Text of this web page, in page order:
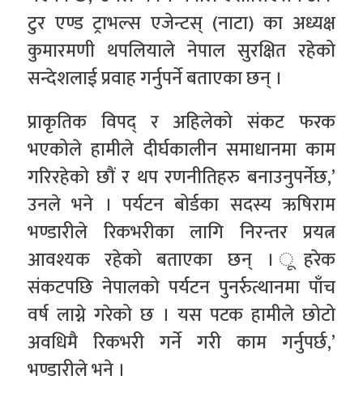
टुर एण्ड ट्राभल्स एजेन्टस् (नाटा) का अध्यक्ष
कुमारमणी थपलियाले नेपाल सुरक्षित रहेको
सन्देशलाई प्रवाह गर्नुपर्ने बताएका छन् ।
प्राकृतिक विपद् र अहिलेको संकट फरक
भएकोले हामीले दीर्घकालीन समाधानमा काम
गरिरहेको छौं र थप रणनीतिहरु बनाउनुपर्नेछ,’
उनले भने । पर्यटन बोर्डका सदस्य ऋषिराम
भण्डारीले रिकभरीका लागि निरन्तर प्रयत्न
आवश्यक रहेको बताएका छन् । ूहरेक
संकटपछि नेपालको पर्यटन पुनर्रुत्थानमा पाँच
वर्ष लाग्ने गरेको छ । यस पटक हामीले छोटो
अवधिमै रिकभरी गर्ने गरी काम गर्नुपर्छ,’
भण्डारीले भने ।